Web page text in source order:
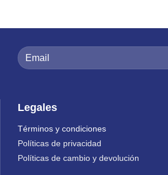
Legales
Términos y condiciones
Políticas de privacidad
Políticas de cambio y devolución